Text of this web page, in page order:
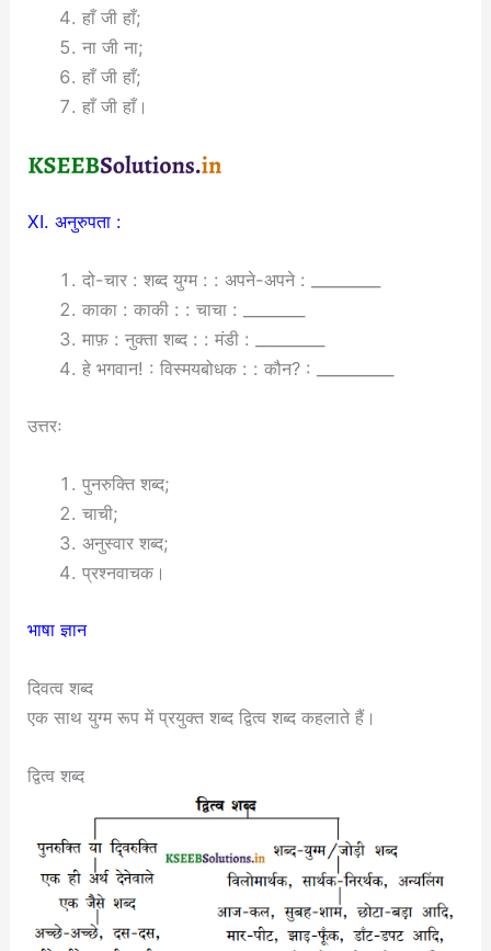
हाँ जी हाँ;
ना जी ना;
हाँ जी हाँ;
हाँ जी हाँ।
XI. अनुरुपता :
दो-चार : शब्द युग्म : : अपने-अपने : _________
काका : काकी : : चाचा : ________
माफ़ : नुक्ता शब्द : : मंडी : _________
हे भगवान! : विस्मयबोधक : : कौन? : __________
उत्तरः
पुनरुक्ति शब्द;
चाची;
अनुस्वार शब्द;
प्रश्नवाचक।
भाषा ज्ञान
दिवत्व शब्द
एक साथ युग्म रूप में प्रयुक्त शब्द द्वित्व शब्द कहलाते हैं।
द्वित्व शब्द